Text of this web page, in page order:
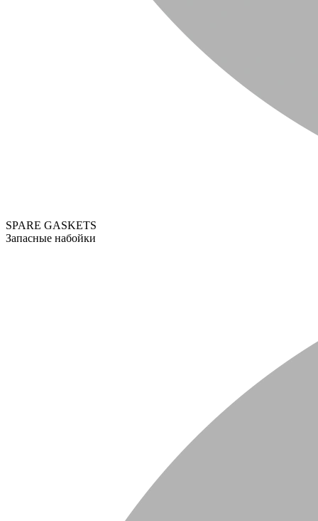
SPARE GASKETS
Запасные набойки